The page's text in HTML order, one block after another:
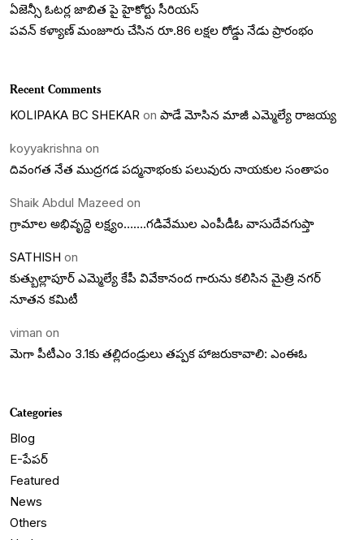
ఏజెన్సీ ఓటర్ల జాబిత పై హైకోర్టు సీరియస్
పవన్ కళ్యాణ్ మంజూరు చేసిన రూ.86 లక్షల రోడ్డు నేడు ప్రారంభం
Recent Comments
KOLIPAKA BC SHEKAR on పాడే మోసిన మాజీ ఎమ్మెల్యే రాజయ్య
koyyakrishna on
దివంగత నేత ముద్రగడ పద్మనాభంకు పలువురు నాయకుల సంతాపం
Shaik Abdul Mazeed on
గ్రామాల అభివృద్దె లక్ష్యం…….గడివేముల ఎంపీడీఓ వాసుదేవగుప్తా
SATHISH on
కుత్బుల్లాపూర్ ఎమ్మెల్యే కేపీ వివేకానంద గారును కలిసిన మైత్రి నగర్
నూతన కమిటీ
viman on
మెగా పీటీఎం 3.1కు తల్లిదండ్రులు తప్పక హాజరుకావాలి: ఎంఈఓ
Categories
Blog
E-పేపర్
Featured
News
Others